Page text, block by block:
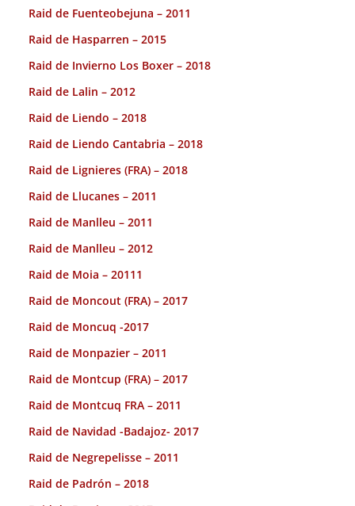
Raid de Fuenteobejuna – 2011
Raid de Hasparren – 2015
Raid de Invierno Los Boxer – 2018
Raid de Lalin – 2012
Raid de Liendo – 2018
Raid de Liendo Cantabria – 2018
Raid de Lignieres (FRA) – 2018
Raid de Llucanes – 2011
Raid de Manlleu – 2011
Raid de Manlleu – 2012
Raid de Moia – 20111
Raid de Moncout (FRA) – 2017
Raid de Moncuq -2017
Raid de Monpazier – 2011
Raid de Montcup (FRA) – 2017
Raid de Montcuq FRA – 2011
Raid de Navidad -Badajoz- 2017
Raid de Negrepelisse – 2011
Raid de Padrón – 2018